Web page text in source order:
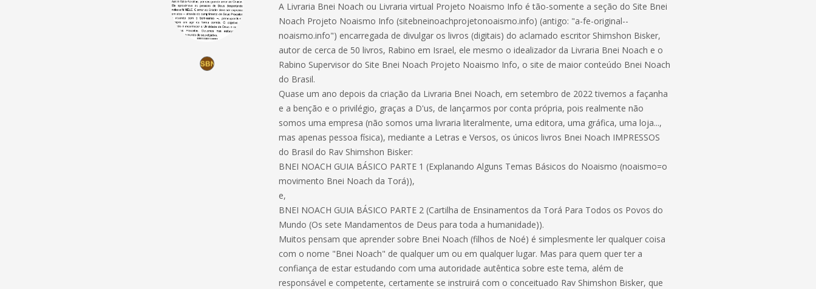
A Livraria Bnei Noach ou Livraria virtual Projeto Noaismo Info é tão-somente a seção do Site Bnei
Noach Projeto Noaismo Info (sitebneinoachprojetonoaismo.info) (antigo: "a-fe-original--
noaismo.info") encarregada de divulgar os livros (digitais) do aclamado escritor Shimshon Bisker,
autor de cerca de 50 livros, Rabino em Israel, ele mesmo o idealizador da Livraria Bnei Noach e o
Rabino Supervisor do Site Bnei Noach Projeto Noaismo Info, o site de maior conteúdo Bnei Noach
do Brasil.
Quase um ano depois da criação da Livraria Bnei Noach, em setembro de 2022 tivemos a façanha
e a benção e o privilégio, graças a D'us, de lançarmos por conta própria, pois realmente não
somos uma empresa (não somos uma livraria literalmente, uma editora, uma gráfica, uma loja...,
mas apenas pessoa física), mediante a Letras e Versos, os únicos livros Bnei Noach IMPRESSOS
do Brasil do Rav Shimshon Bisker:
BNEI NOACH GUIA BÁSICO PARTE 1 (Explanando Alguns Temas Básicos do Noaismo (noaismo=o
movimento Bnei Noach da Torá)),
e,
BNEI NOACH GUIA BÁSICO PARTE 2 (Cartilha de Ensinamentos da Torá Para Todos os Povos do
Mundo (Os sete Mandamentos de Deus para toda a humanidade)).
Muitos pensam que aprender sobre Bnei Noach (filhos de Noé) é simplesmente ler qualquer coisa
com o nome "Bnei Noach" de qualquer um ou em qualquer lugar. Mas para quem quer ter a
confiança de estar estudando com uma autoridade autêntica sobre este tema, além de
responsável e competente, certamente se instruirá com o conceituado Rav Shimshon Bisker, que